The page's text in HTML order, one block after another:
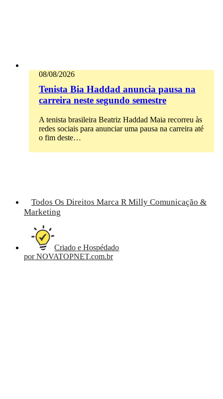
08/08/2026
Tenista Bia Haddad anuncia pausa na
carreira neste segundo semestre
A tenista brasileira Beatriz Haddad Maia recorreu às
redes sociais para anunciar uma pausa na carreira até
o fim deste…
Todos Os Direitos Marca R Milly Comunicação &
Marketing
Criado e Hospédado
por NOVATOPNET.com.br